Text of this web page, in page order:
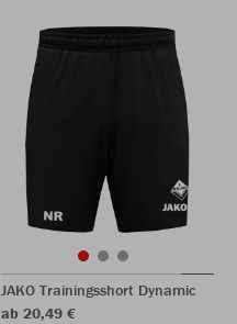
JAKO Trainingsshort Dynamic
ab 20,49 €